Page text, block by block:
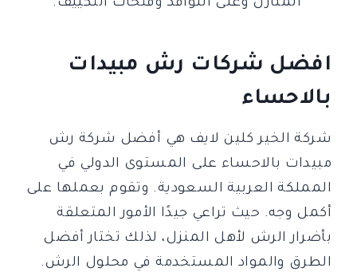
المنازل وعلى النوافذ وفتحات التكييف.
افضل شركات رش مبيدات
بالاحساء
شركة الخير كلين لايف هي أفضل شركة رش
مبيدات بالاحساء على المستوى الدولي في
المملكة العربية السعودية. وتقوم بعملها على
أكمل وجه. حيث تراعي جيدًا الأمور المتعلقة
بأضرار الرش لأهل المنزل، لذلك تختار أفضل
الطرق والمواد المستخدمة في محلول الرش.